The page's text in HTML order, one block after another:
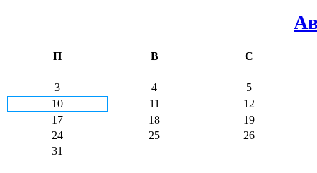
П В С
3 4
5
10
11
12
17
18
19
24
25
26
31